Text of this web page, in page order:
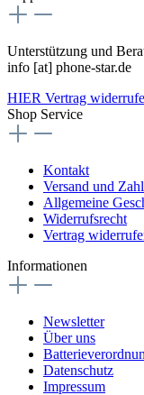
Unterstützung und
info [at] phone-star.de
HIER Vertrag
Shop Service
Kontakt
Versand und
Allgemeine
Widerrufsrecht
Vertrag
Informationen
Newsletter
Über uns
Datenschutz
Impressum